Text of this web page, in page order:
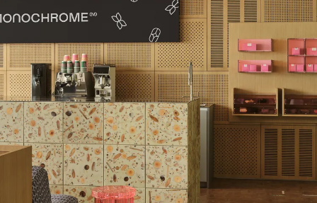
ПРОВЕРИТЬ БАЛАНС
+7 499 112 03 30
чат в телеграм
комьюнити VK